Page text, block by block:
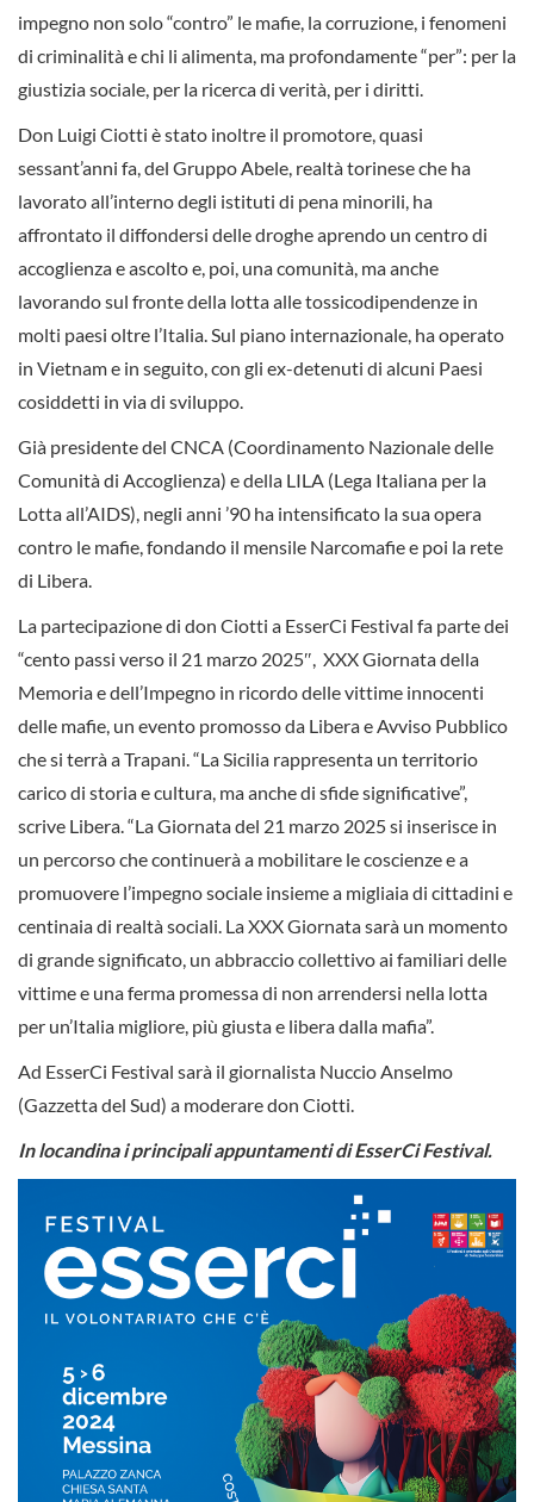
impegno non solo “contro” le mafie, la corruzione, i fenomeni
di criminalità e chi li alimenta, ma profondamente “per”: per la
giustizia sociale, per la ricerca di verità, per i diritti.
Don Luigi Ciotti è stato inoltre il promotore, quasi
sessant’anni fa, del Gruppo Abele, realtà torinese che ha
lavorato all’interno degli istituti di pena minorili, ha
affrontato il diffondersi delle droghe aprendo un centro di
accoglienza e ascolto e, poi, una comunità, ma anche
lavorando sul fronte della lotta alle tossicodipendenze in
molti paesi oltre l’Italia. Sul piano internazionale, ha operato
in Vietnam e in seguito, con gli ex-detenuti di alcuni Paesi
cosiddetti in via di sviluppo.
Già presidente del CNCA (Coordinamento Nazionale delle
Comunità di Accoglienza) e della LILA (Lega Italiana per la
Lotta all’AIDS), negli anni ’90 ha intensificato la sua opera
contro le mafie, fondando il mensile Narcomafie e poi la rete
di Libera.
La partecipazione di don Ciotti a EsserCi Festival fa parte dei
“cento passi verso il 21 marzo 2025″, XXX Giornata della
Memoria e dell’Impegno in ricordo delle vittime innocenti
delle mafie, un evento promosso da Libera e Avviso Pubblico
che si terrà a Trapani. “La Sicilia rappresenta un territorio
carico di storia e cultura, ma anche di sfide significative”,
scrive Libera. “La Giornata del 21 marzo 2025 si inserisce in
un percorso che continuerà a mobilitare le coscienze e a
promuovere l’impegno sociale insieme a migliaia di cittadini e
centinaia di realtà sociali. La XXX Giornata sarà un momento
di grande significato, un abbraccio collettivo ai familiari delle
vittime e una ferma promessa di non arrendersi nella lotta
per un’Italia migliore, più giusta e libera dalla mafia”.
Ad EsserCi Festival sarà il giornalista Nuccio Anselmo
(Gazzetta del Sud) a moderare don Ciotti.
In locandina i principali appuntamenti di EsserCi Festival.